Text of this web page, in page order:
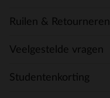
Ruilen & Retourneren
Veelgestelde vragen
Studentenkorting